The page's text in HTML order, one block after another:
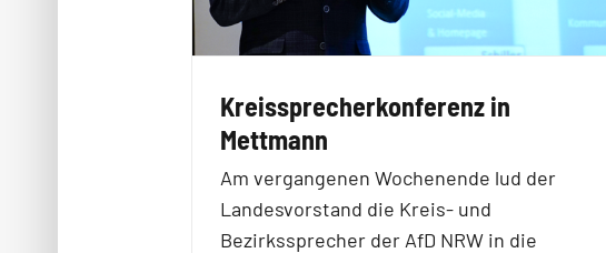
Kreissprecherkonferenz in
Mettmann
Am vergangenen Wochenende lud der
Landesvorstand die Kreis- und
Bezirkssprecher der AfD NRW in die